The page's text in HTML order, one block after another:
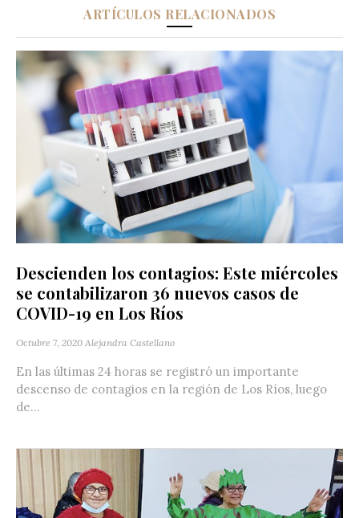
ARTÍCULOS RELACIONADOS
Descienden los contagios: Este miércoles
se contabilizaron 36 nuevos casos de
COVID-19 en Los Ríos
Octubre 7, 2020 Alejandra Castellano
En las últimas 24 horas se registró un importante
descenso de contagios en la región de Los Ríos, luego
de...